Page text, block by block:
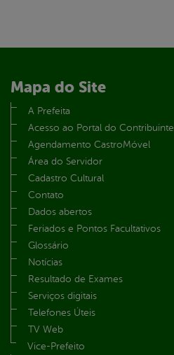
Mapa do Site
A Prefeita
Acesso ao Portal do Contribuinte
Agendamento CastroMóvel
Área do Servidor
Cadastro Cultural
Contato
Dados abertos
Feriados e Pontos Facultativos
Glossário
Notícias
Resultado de Exames
Serviços digitais
Telefones Úteis
TV Web
Vice-Prefeito